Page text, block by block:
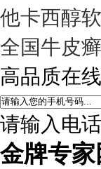
他卡西醇
全国牛皮
高品质在
请输入电
金牌专家